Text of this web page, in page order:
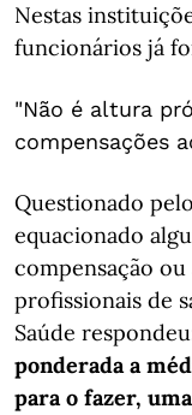
Nestas
funcionários já
"Não é altura
compensações
Questionado
equacionado
compensação
profissionais de
Saúde
ponderada a
para o fazer,